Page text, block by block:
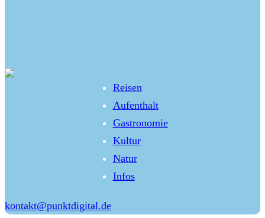
Reisen
Aufenthalt
Gastronomie
Kultur
Natur
Infos
kontakt@punktdigital.de